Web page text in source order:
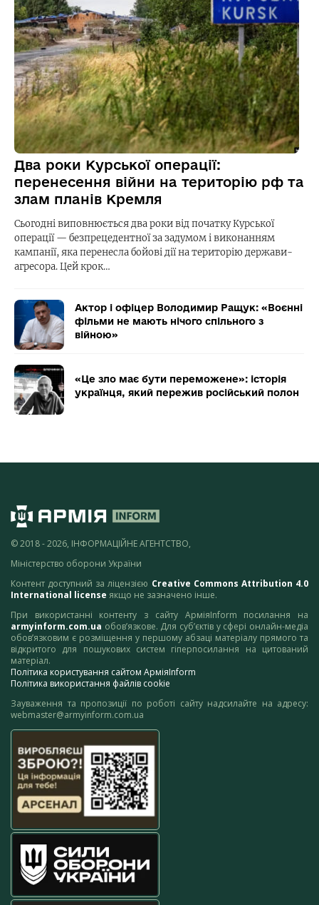
Два роки Курської операції:
перенесення війни на територію рф та
злам планів Кремля
Сьогодні виповнюється два роки від початку Курської
операції — безпрецедентної за задумом і виконанням
кампанії, яка перенесла бойові дії на територію держави-
агресора. Цей крок…
Актор і офіцер Володимир Ращук: «Воєнні
фільми не мають нічого спільного з
війною»
«Це зло має бути переможене»: історія
українця, який пережив російський полон
© 2018 - 2026, ІНФОРМАЦІЙНЕ АГЕНТСТВО,
Міністерство оборони України
Контент доступний за ліцензією Creative Commons Attribution 4.0
International license якщо не зазначено інше.
При використанні контенту з сайту АрміяInform посилання на
armyinform.com.ua обов’язкове. Для суб’єктів у сфері онлайн-медіа
обов’язковим є розміщення у першому абзаці матеріалу прямого та
відкритого для пошукових систем гіперпосилання на цитований
матеріал.
Політика користування сайтом АрміяInform
Політика використання файлів cookie
Зауваження та пропозиції по роботі сайту надсилайте на адресу:
webmaster@armyinform.com.ua